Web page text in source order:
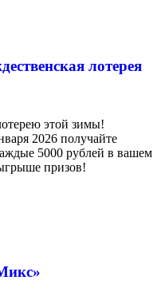
лотерея
этой зимы!
2026 получайте
5000 рублей в вашем
призов!